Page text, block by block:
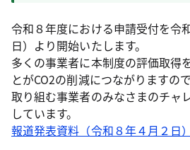
令和８年度における申請受付を令
日）より開始いたします。
多くの事業者に本制度の評価取得
とがCO2の削減につながりますの
取り組む事業者のみなさまのチャ
しています。
報道発表資料（令和８年４月２日